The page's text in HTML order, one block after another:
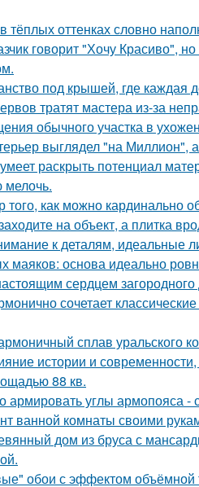
тёплых оттенках словно
говорит "Хочу Красиво",
под крышей, где каждая
тратят мастера из-за
обычного участка в
выглядел "на
раскрыть потенциал
мелочь.
как можно кардинально
на объект, а плитка
к деталям, идеальные
маяков: основа идеально
сердцем
сочетает
сплав уральского
истории и
88 кв.
армировать углы армопояса -
ванной комнаты своими
дом из бруса с
обои с эффектом объёмной